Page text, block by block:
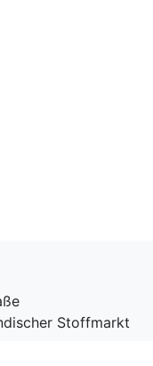
Stoffmarkt